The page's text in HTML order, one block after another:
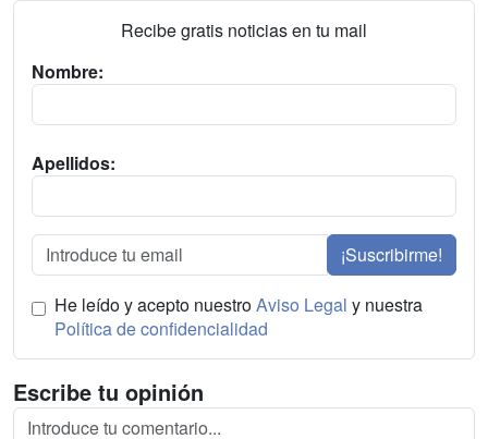
Recibe gratis noticias en tu mail
Nombre:
Apellidos:
¡Suscribirme!
He leído y acepto nuestroAviso Legal y nuestra
Política de confidencialidad
Escribe tu opinión